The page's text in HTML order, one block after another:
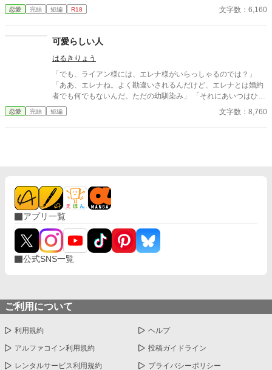
ました。 全3話完結済みです。
恋愛 完結 短編 R18 文字数：6,160
可愛らしい人
はるきりょう
「でも、ライアン様には、エレナ様がいらっしゃるのでは？」
「ああ、エレナね。よく勘違いされるんだけど、エレナとは婚約
者でも何でもないんだ。ただの幼馴染み」 「それにあいつはひと
りで生きていけるから」 女性ながらに剣術を学ぶエレナは可愛げ
がないという理由で、ほとんど婚約者同然の幼馴染から捨てられ
兄に頼んででも行った方がいいだろう。 「よければ僕と一緒に行
きませんか？」
恋愛 完結 短編 文字数：8,760
アプリ一覧
公式SNS一覧
ご利用について
利用規約 ヘルプ
アルファコイン利用規約 投稿ガイドライン
レンタルサービス利用規約 プライバシーポリシー